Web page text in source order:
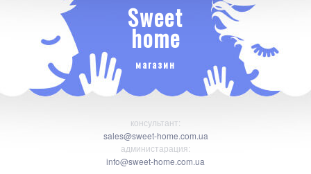
Sweet
home
магазин
консультант:
sales@sweet-home.com.ua
администарация:
info@sweet-home.com.ua